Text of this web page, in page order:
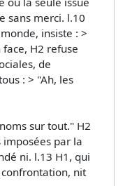
sans merci. l.10
insiste : >
face, H2 refuse
de
: > "Ah, les
sur tout." H2
imposées par la
ni. l.13 H1, qui
nit